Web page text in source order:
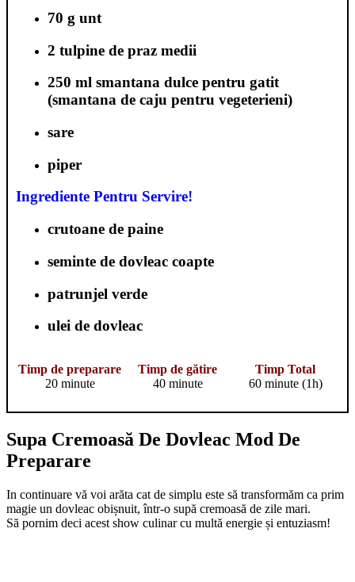
70 g unt
2 tulpine de praz medii
250 ml smantana dulce pentru gatit
(smantana de caju pentru vegeterieni)
sare
piper
Ingrediente Pentru Servire!
crutoane de paine
seminte de dovleac coapte
patrunjel verde
ulei de dovleac
Timp de preparare
20 minute
Timp de gătire
40 minute
Timp Total
60 minute (1h)
Supa Cremoasă De Dovleac Mod De
Preparare
In continuare vă voi arăta cat de simplu este să transformăm ca prim
magie un dovleac obișnuit, într-o supă cremoasă de zile mari.
Să pornim deci acest show culinar cu multă energie și entuziasm!